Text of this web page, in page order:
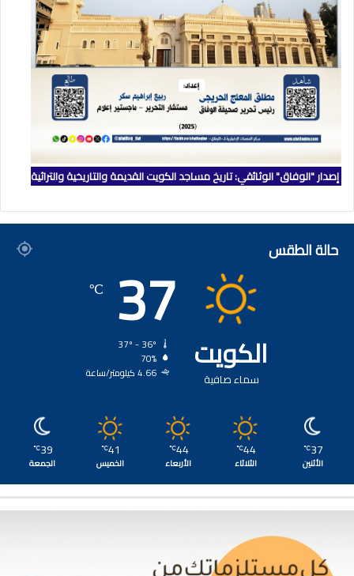
إصدار "الوفاق" الوثائقي: تاريخ مساجد الكويت القديمة والتاريخية والتراثية
حالة الطقس
الكويت
سماء صافية
37
℃
70%
4.66 كيلومتر/ساعة
37
℃
الأثنين
44
℃
الثلاثاء
44
℃
الأربعاء
41
℃
الخميس
39
℃
الجمعة